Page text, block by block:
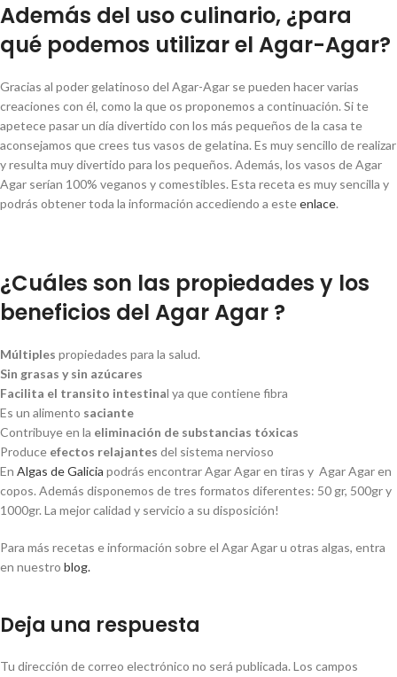
Además del uso culinario, ¿para
qué podemos utilizar el Agar-Agar?
Gracias al poder gelatinoso del Agar-Agar se pueden hacer varias
creaciones con él, como la que os proponemos a continuación. Si te
apetece pasar un día divertido con los más pequeños de la casa te
aconsejamos que crees tus vasos de gelatina. Es muy sencillo de realizar
y resulta muy divertido para los pequeños. Además, los vasos de Agar
Agar serían 100% veganos y comestibles. Esta receta es muy sencilla y
podrás obtener toda la información accediendo a esteenlace.
¿Cuáles son las propiedades y los
beneficios del Agar Agar ?
Múltiples propiedades para la salud.
Sin grasas y sin azúcares
Facilita el transito intestinal ya que contiene fibra
Es un alimento saciante
Contribuye en la eliminación de substancias tóxicas
Produce efectos relajantes del sistema nervioso
En Algas de Galicia podrás encontrar Agar Agar en tiras y Agar Agar en
copos. Además disponemos de tres formatos diferentes: 50 gr, 500gr y
1000gr. La mejor calidad y servicio a su disposición!
Para más recetas e información sobre el Agar Agar u otras algas, entra
en nuestro blog.
Deja una respuesta
Tu dirección de correo electrónico no será publicada. Los campos